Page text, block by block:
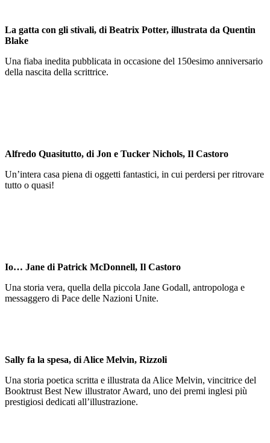
La gatta con gli stivali, di Beatrix Potter, illustrata da Quentin
Blake
Una fiaba inedita pubblicata in occasione del 150esimo anniversario
della nascita della scrittrice.
Alfredo Quasitutto, di Jon e Tucker Nichols, Il Castoro
Un’intera casa piena di oggetti fantastici, in cui perdersi per ritrovare
tutto o quasi!
Io… Jane di Patrick McDonnell, Il Castoro
Una storia vera, quella della piccola Jane Godall, antropologa e
messaggero di Pace delle Nazioni Unite.
Sally fa la spesa, di Alice Melvin, Rizzoli
Una storia poetica scritta e illustrata da Alice Melvin, vincitrice del
Booktrust Best New illustrator Award, uno dei premi inglesi più
prestigiosi dedicati all’illustrazione.